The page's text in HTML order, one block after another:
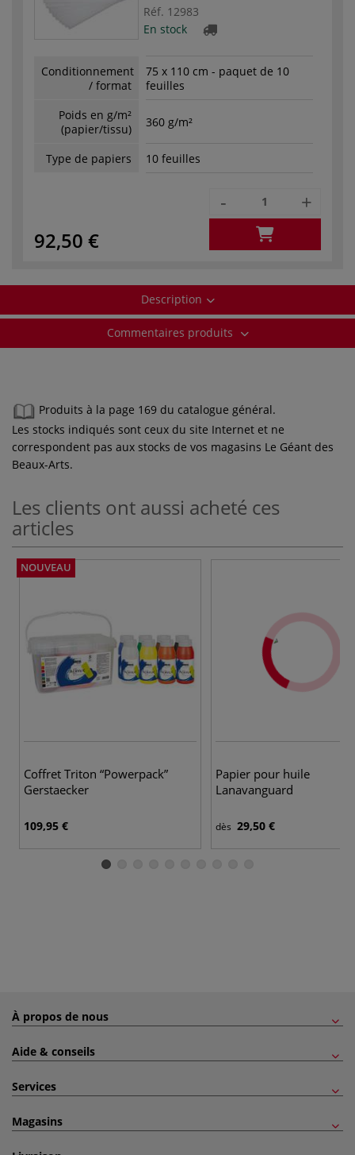
Réf. 12983
En stock
Conditionnement
/ format
75 x 110 cm - paquet de 10
feuilles
Poids en g/m²
(papier/tissu)
360 g/m²
Type de papiers 10 feuilles
92,50 €
- +
Description
Commentaires produits
Produits à la page 169 du catalogue général.
Les stocks indiqués sont ceux du site Internet et ne
correspondent pas aux stocks de vos magasins Le Géant des
Beaux-Arts.
Les clients ont aussi acheté ces
articles
NOUVEAU
Coffret Triton “Powerpack”
Gerstaecker
109,95 €
Papier pour huile
Lanavanguard
dès 29,50 €
À propos de nous
Aide & conseils
Services
Magasins